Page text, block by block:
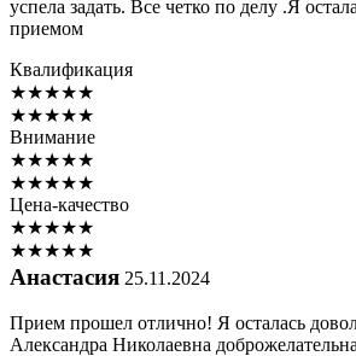
успела задать. Все четко по делу .Я
приемом
Квалификация
★★★★★
★★★★★
Внимание
★★★★★
★★★★★
Цена-качество
★★★★★
★★★★★
Анастасия 25.11.2024
Прием прошел отлично! Я осталась
Александра Николаевна